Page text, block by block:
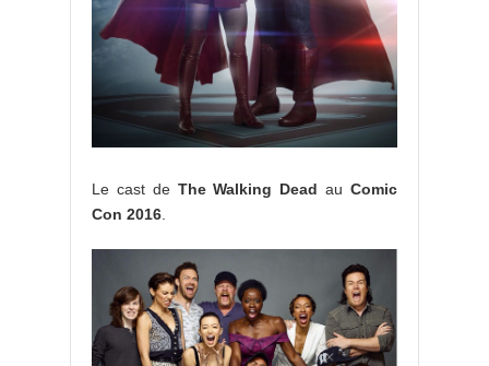
Le cast de The Walking Dead auComic
Con 2016.